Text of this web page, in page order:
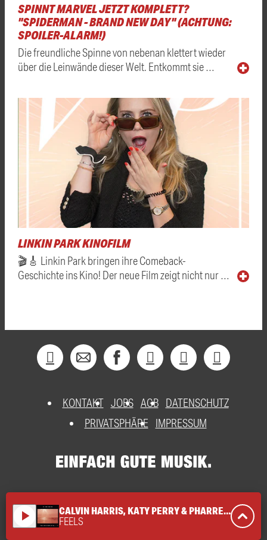
SPINNT MARVEL JETZT KOMPLETT?
"SPIDERMAN - BRAND NEW DAY" (ACHTUNG:
SPOILER-ALARM!)
Die freundliche Spinne von nebenan klettert wieder
über die Leinwände dieser Welt. Entkommt sie …
LINKIN PARK KINOFILM
🎬🎸 Linkin Park bringen ihre Comeback-
Geschichte ins Kino! Der neue Film zeigt nicht nur …
KONTAKT JOBS AGB DATENSCHUTZ
PRIVATSPHÄRE
IMPRESSUM
play_arrow CALVIN HARRIS, KATY PERRY & PHARRELL WILLIAMS
FEELS